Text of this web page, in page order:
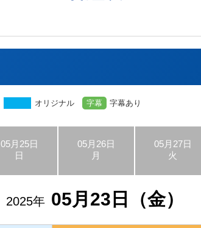
オリジナル 字幕 字幕あり
05月25日
日
05月26日
月
05月27日
火
2025年 05月23日（金）